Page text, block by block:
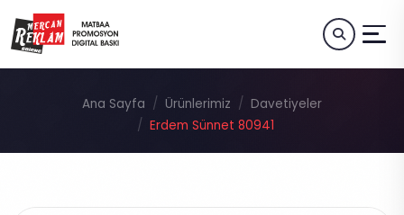
Ana Sayfa Ürünlerimiz
Davetiyeler
Erdem Sünnet 80941